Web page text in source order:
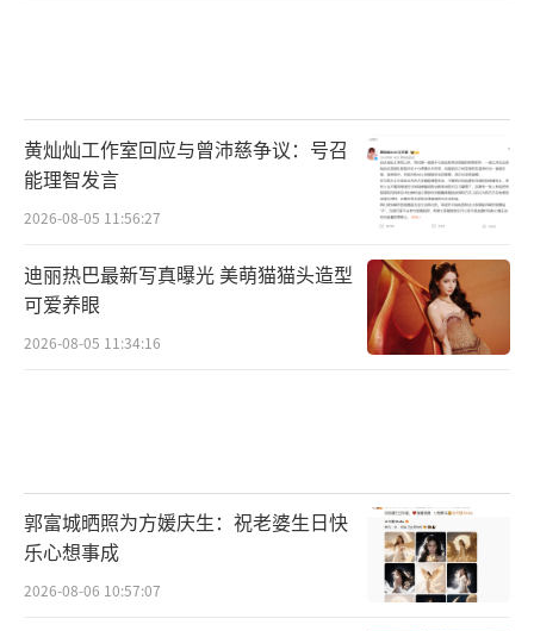
黄灿灿工作室回应与曾沛慈争议：号召
能理智发言
2026-08-05 11:56:27
迪丽热巴最新写真曝光 美萌猫猫头造型
可爱养眼
2026-08-05 11:34:16
郭富城晒照为方媛庆生：祝老婆生日快
乐心想事成
2026-08-06 10:57:07